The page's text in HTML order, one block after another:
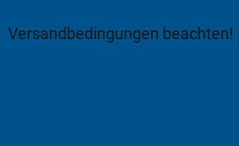
Versandbedingungen beachten!